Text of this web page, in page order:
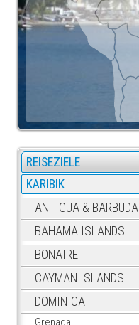
REISEZIELE
KARIBIK
ANTIGUA & BARBUDA
BAHAMA ISLANDS
BONAIRE
CAYMAN ISLANDS
DOMINICA
Grenada